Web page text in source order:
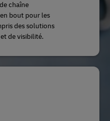
chaîne
bout pour les
des solutions
de visibilité.